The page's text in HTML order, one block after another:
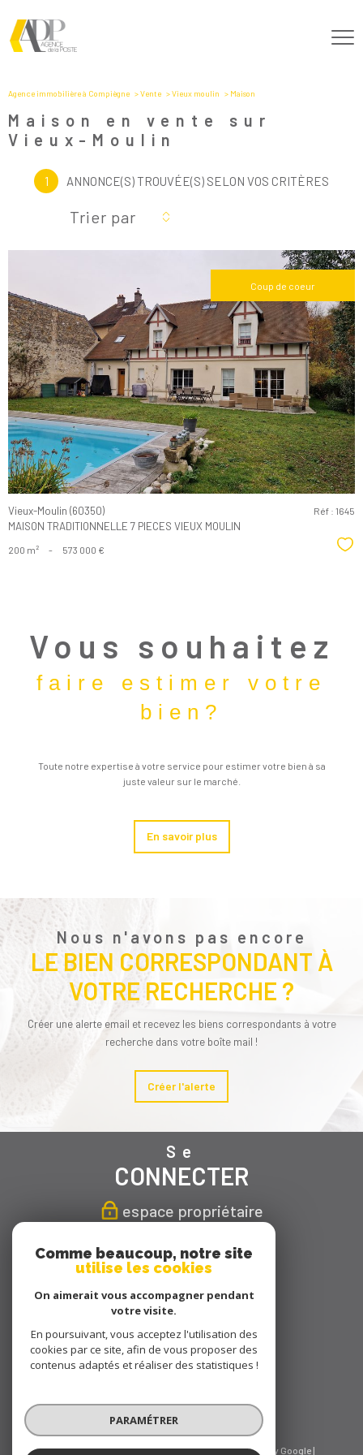
Agence immobilière à Compiègne Vente Vieux moulin Maison
Maison en vente sur
Vieux-Moulin
1 ANNONCE(S) TROUVÉE(S) SELON VOS CRITÈRES
Trier par
Coup de coeur
Voir le
bien
Vieux-Moulin (60350)
MAISON TRADITIONNELLE 7 PIECES VIEUX MOULIN
Réf : 1645
200 m² - 573 000 €
Vous souhaitez
faire estimer votre
bien?
Toute notre expertise à votre service pour estimer votre bien à sa
juste valeur sur le marché.
En savoir plus
Nous n'avons pas encore
LE BIEN CORRESPONDANT À
VOTRE RECHERCHE ?
Créer une alerte email et recevez les biens correspondants à votre
recherche dans votre boîte mail !
Créer l'alerte
Se
CONNECTER
espace propriétaire
Nous
SUIVRE
Nous
ADHÉRONS
© 2026 | Tous droits réservés | Traduction powered by Google |
Comme beaucoup, notre site
utilise les cookies
On aimerait vous accompagner pendant
votre visite.
En poursuivant, vous acceptez l'utilisation des
cookies par ce site, afin de vous proposer des
contenus adaptés et réaliser des statistiques !
PARAMÉTRER